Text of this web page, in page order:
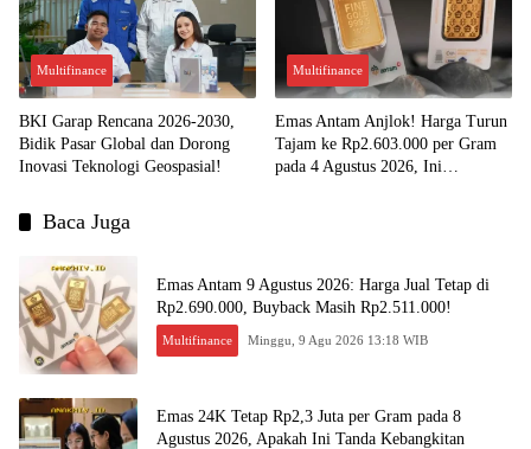
Multifinance
BKI Garap Rencana 2026-2030,
Bidik Pasar Global dan Dorong
Inovasi Teknologi Geospasial!
Multifinance
Emas Antam Anjlok! Harga Turun
Tajam ke Rp2.603.000 per Gram
pada 4 Agustus 2026, Ini
Baca Juga
Emas Antam 9 Agustus 2026: Harga Jual Tetap di
Rp2.690.000, Buyback Masih Rp2.511.000!
Multifinance Minggu, 9 Agu 2026 13:18 WIB
Emas 24K Tetap Rp2,3 Juta per Gram pada 8
Agustus 2026, Apakah Ini Tanda Kebangkitan